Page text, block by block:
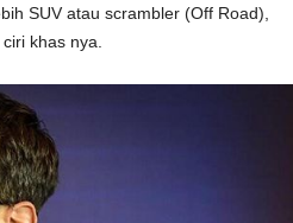
SUV atau scrambler (Off Road),
khas nya.